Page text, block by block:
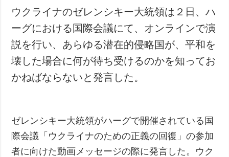
スポーツ
犯罪
事故・緊急事態
追加
特集
動画
サービス
ウクライナのゼレンシキー大統領は２日、ハ
ーグにおける国際会議にて、オンラインで演
説を行い、あらゆる潜在的侵略国が、平和を
壊した場合に何が待ち受けるのかを知ってお
かねばならないと発言した。
ゼレンシキー大統領がハーグで開催されている国
際会議「ウクライナのための正義の回復」の参加
者に向けた動画メッセージの際に発言した。ウク